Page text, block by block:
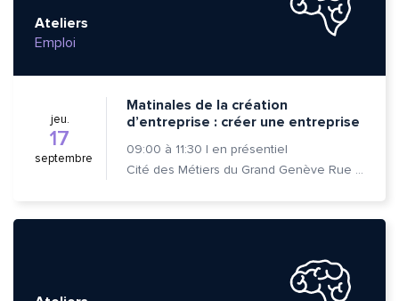
Ateliers
Emploi
jeu.
17
septembre
Matinales de la création
d’entreprise : créer une entreprise
09:00 à 11:30 | en présentiel
Cité des Métiers du Grand Genève Rue Prévost-Martin 6 1205 Genève